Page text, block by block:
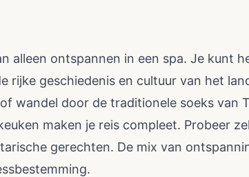
alleen ontspannen in een spa. Je kunt
rijke geschiedenis en cultuur van het
wandel door de traditionele soeks van
maken je reis compleet. Probeer
gerechten. De mix van